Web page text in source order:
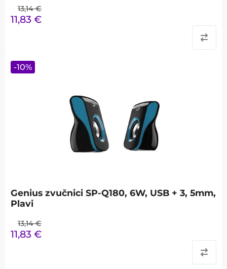
13,14 €
11,83 €
Genius zvučnici SP-Q180, 6W, USB + 3, 5mm,
Plavi
13,14 €
11,83 €
-10%